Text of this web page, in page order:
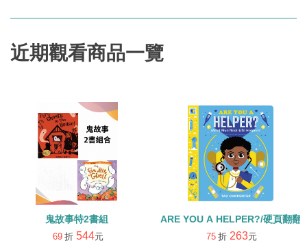
近期觀看商品一覽
鬼故事特2書組
69 折 544元
ARE YOU A HELPER?/硬頁翻翻
75 折 263元